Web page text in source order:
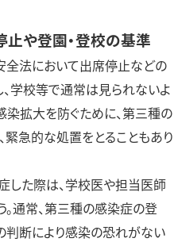
や登園・登校の基準
全法において出席停止などの
学校等で通常は見られないよ
染拡大を防ぐために、第三種の
緊急的な処置をとることもあり
した際は、学校医や担当医師
通常、第三種の感染症の登
判断により感染の恐れがない